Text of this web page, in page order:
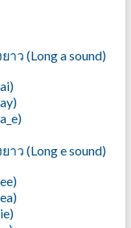
ว (Long a sound)
ว (Long e sound)